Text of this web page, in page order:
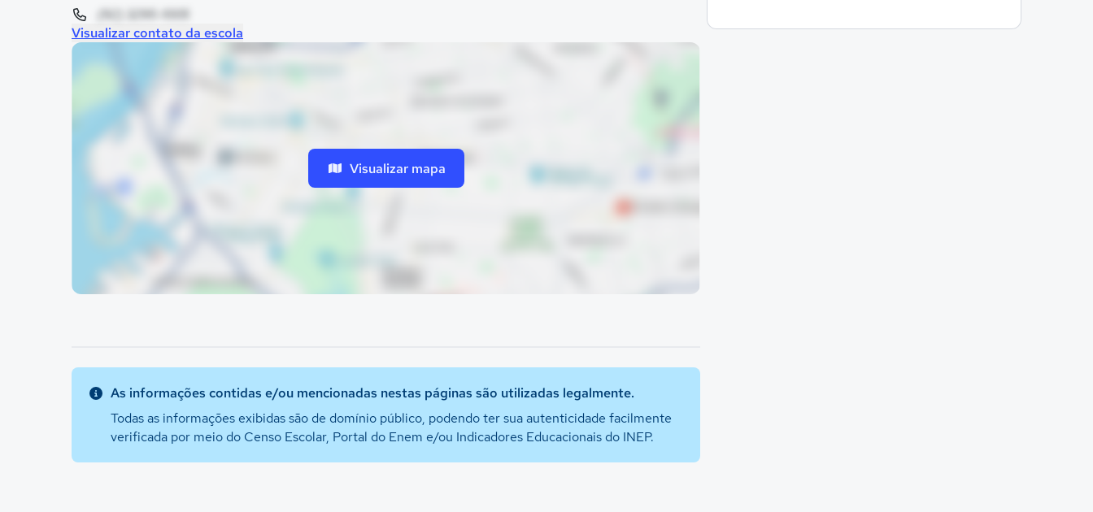
(92) 3295-1005
Visualizar contato da escola
Visualizar mapa
As informações contidas e/ou mencionadas nestas páginas são utilizadas legalmente.
Todas as informações exibidas são de domínio público, podendo ter sua autenticidade facilmente
verificada por meio do Censo Escolar, Portal do Enem e/ou Indicadores Educacionais do INEP.